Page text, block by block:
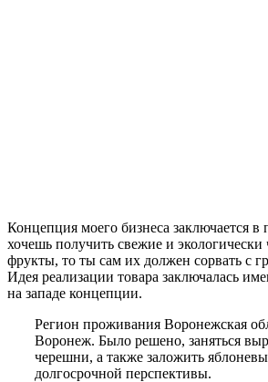
Концепция моего бизнеса заключается в
хочешь получить свежие и
фрукты, то ты сам их должен сорвать с
Идея реализации товара заключалась
на западе концепции.
Регион проживания Воронежская
Воронеж. Было решено, заняться
черешни, а также заложить
долгосрочной перспективы.